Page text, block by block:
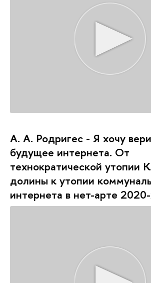
А. А. Родригес - Я хочу
будущее интернета. От
технократической утопии
долины к утопии
интернета в нет-арте